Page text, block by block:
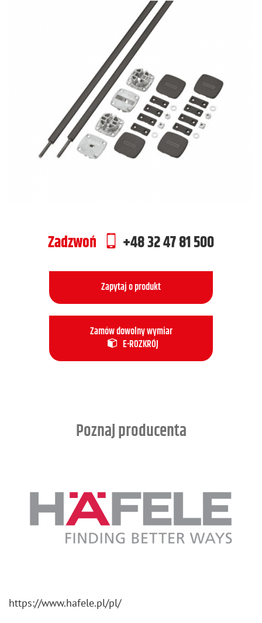
Zadzwoń +48 32 47 81 500
Zapytaj o produkt
Zamów dowolny wymiar
E-ROZKRÓJ
Poznaj producenta
https://​www.​hafele.​pl/​pl/